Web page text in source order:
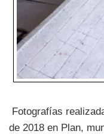
Fotografías
de 2018 en Plan,